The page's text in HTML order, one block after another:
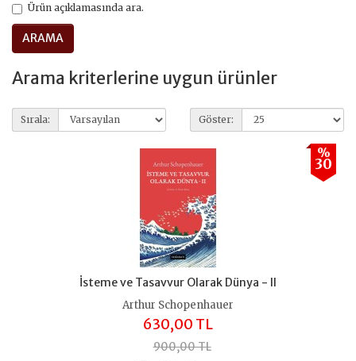
Ürün açıklamasında ara.
Arama kriterlerine uygun ürünler
Sırala: Göster:
%
30
İsteme ve Tasavvur Olarak Dünya - II
Arthur Schopenhauer
630,00 TL
900,00 TL